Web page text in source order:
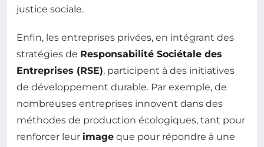
justice sociale.
Enfin, les entreprises privées, en intégrant des
stratégies de Responsabilité Sociétale des
Entreprises (RSE), participent à des initiatives
de développement durable. Par exemple, de
nombreuses entreprises innovent dans des
méthodes de production écologiques, tant pour
renforcer leur image que pour répondre à une